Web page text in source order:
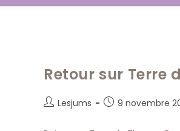
Retour sur Terre
Auteur/autrice
la
Lesjums
Publication
9 novembre